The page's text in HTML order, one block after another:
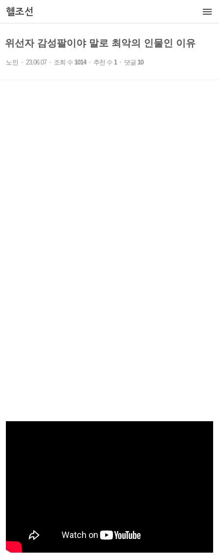

헬조선
위선자 감성팔이야 말로 최악의 인물인 이유
노인 23.06.07 조회 수 1014 추천 수 1 댓글 10